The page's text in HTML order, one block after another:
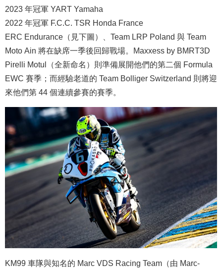
2023 年冠軍 YART Yamaha
2022 年冠軍 F.C.C. TSR Honda France
ERC Endurance（見下圖）、Team LRP Poland 與 Team
Moto Ain 將在缺席一季後回歸戰場。Maxxess by BMRT3D
Pirelli Motul（全新命名）則準備展開他們的第二個 Formula
EWC 賽季；而經驗老道的 Team Bolliger Switzerland 則將迎
來他們第 44 個連續參賽的賽季。
KM99 車隊與知名的 Marc VDS Racing Team（由 Marc-